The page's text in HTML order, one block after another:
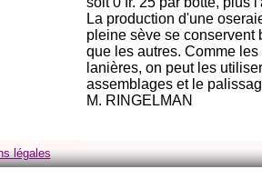
La production d'une
pleine sève se conservent
que les autres. Comme
lanières, on peut les
assemblages et le
M. RINGELMAN
légales